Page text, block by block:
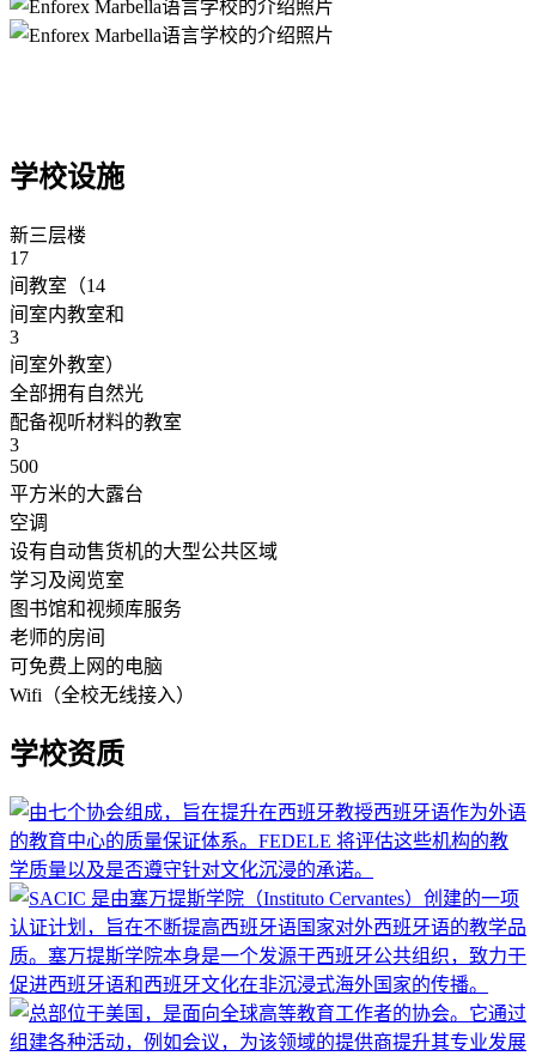
学校设施
新三层楼
17
间教室（14
间室内教室和
3
间室外教室）
全部拥有自然光
配备视听材料的教室
3
500
平方米的大露台
空调
设有自动售货机的大型公共区域
学习及阅览室
图书馆和视频库服务
老师的房间
可免费上网的电脑
Wifi（全校无线接入）
学校资质